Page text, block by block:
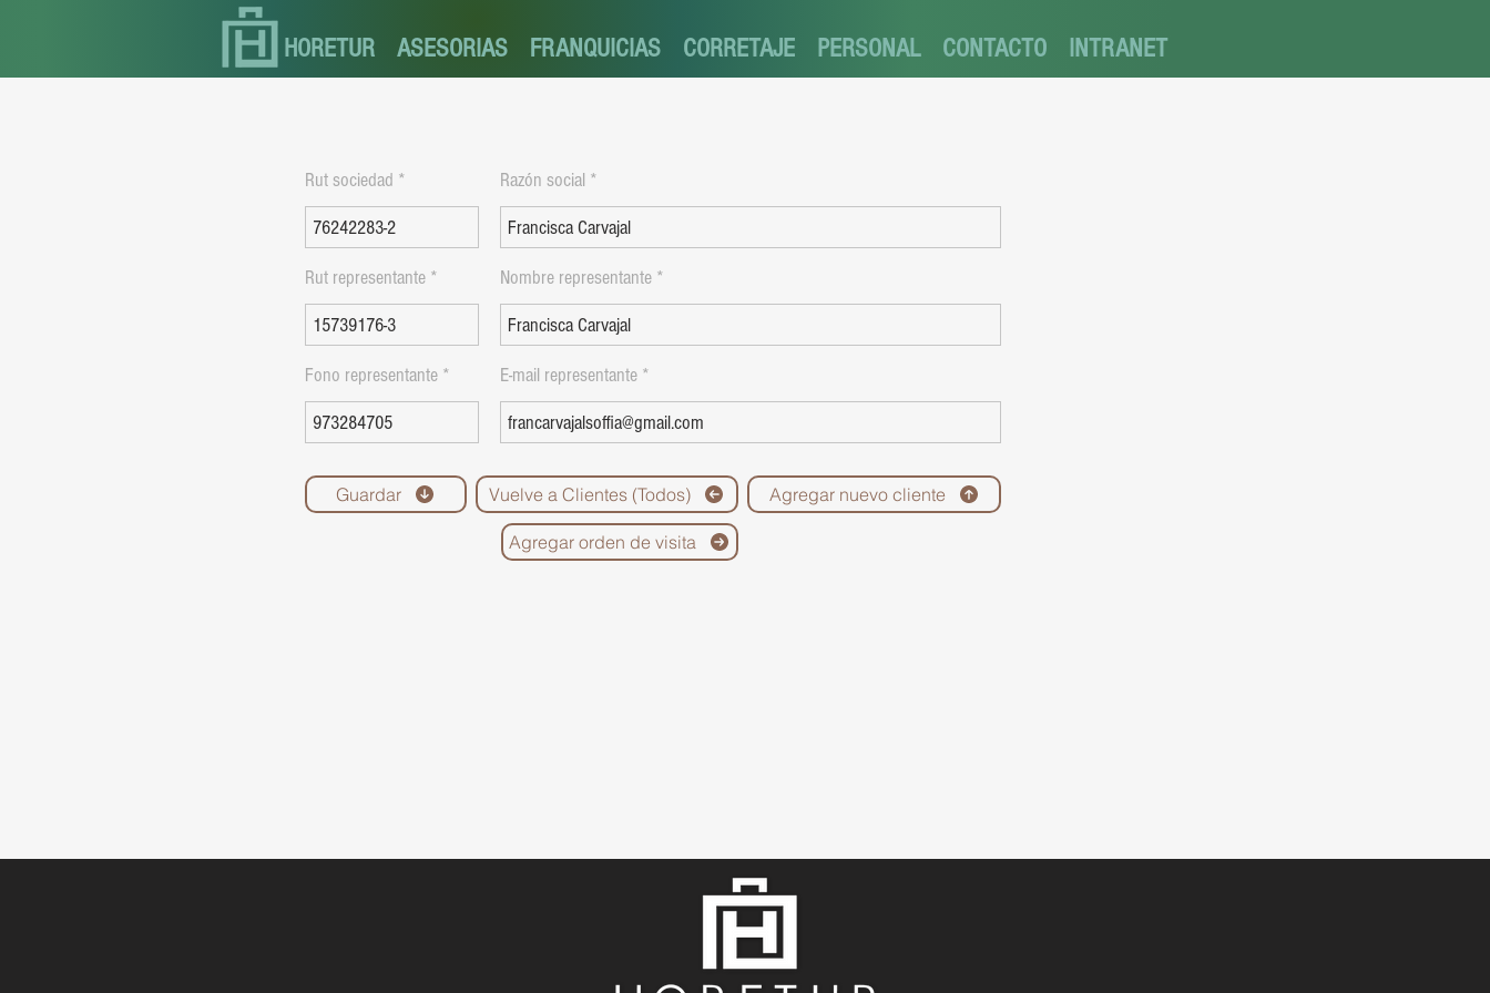
HORETUR ASESORIAS FRANQUICIAS CORRETAJE PERSONAL CONTACTO INTRANET
Rut sociedad Razón social
Rut representante Nombre representante
Fono representante E-mail representante
Guardar Vuelve a Clientes (Todos) Agregar nuevo cliente
Agregar orden de visita